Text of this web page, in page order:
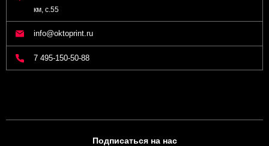
км, с.55
info@oktoprint.ru
7 495-150-50-88
Подписаться на нас